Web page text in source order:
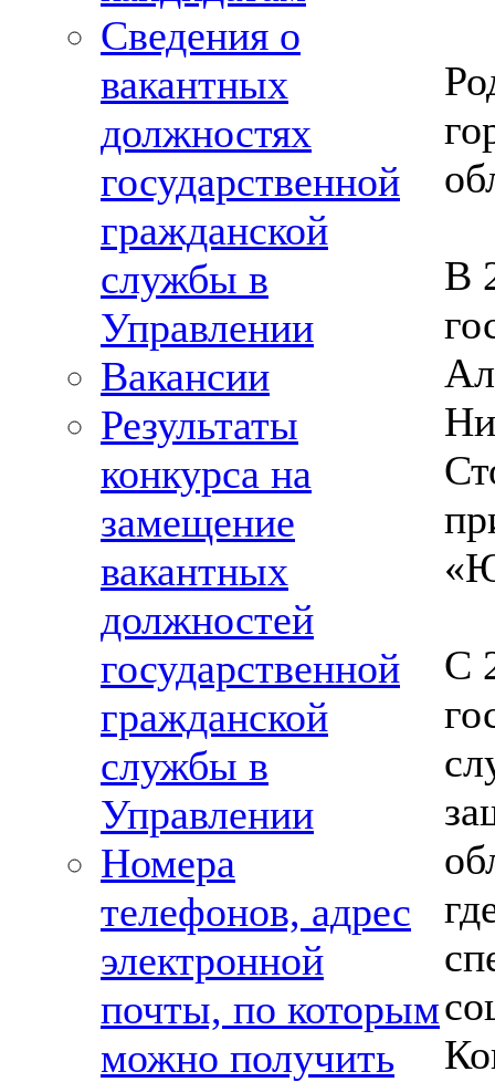
Сведения о
вакантных
должностях
государственной
гражданской
службы в
Управлении
Вакансии
Результаты
конкурса на
замещение
вакантных
должностей
государственной
гражданской
службы в
Управлении
Номера
телефонов, адрес
электронной
почты, по которым
можно получить
В
С